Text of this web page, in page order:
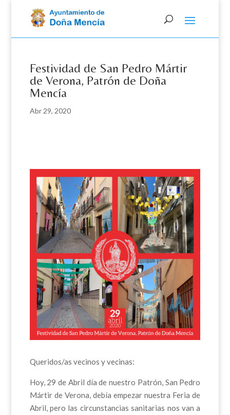
Festividad de San Pedro Mártir
de Verona, Patrón de Doña
Mencía
Abr 29, 2020
Queridos/as vecinos y vecinas:
Hoy, 29 de Abril día de nuestro Patrón, San Pedro
Mártir de Verona, debía empezar nuestra Feria de
Abril, pero las circunstancias sanitarias nos van a